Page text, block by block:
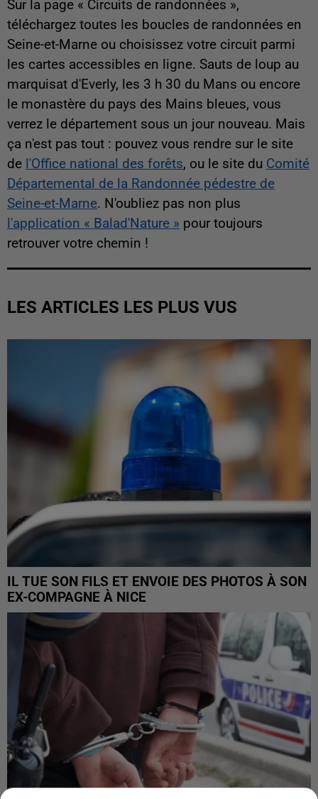
Sur la page « Circuits de randonnées »,
téléchargez toutes les boucles de randonnées en
Seine-et-Marne ou choisissez votre circuit parmi
les cartes accessibles en ligne. Sauts de loup au
marquisat d'Everly, les 3 h 30 du Mans ou encore
le monastère du pays des Mains bleues, vous
verrez le département sous un jour nouveau. Mais
ça n'est pas tout : pouvez vous rendre sur le site
de l'Office national des forêts, ou le site du Comité
Départemental de la Randonnée pédestre de
Seine-et-Marne. N'oubliez pas non plus
l'application « Balad'Nature » pour toujours
retrouver votre chemin !
LES ARTICLES LES PLUS VUS
IL TUE SON FILS ET ENVOIE DES PHOTOS À SON
EX-COMPAGNE À NICE